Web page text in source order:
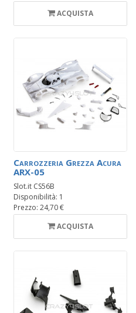
ACQUISTA
Carrozzeria Grezza Acura
ARX-05
Slot.it CS56B
Disponibilità: 1
Prezzo: 24,70 €
ACQUISTA